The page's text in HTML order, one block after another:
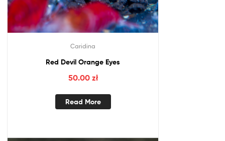
Caridina
Red Devil Orange Eyes
50.00 zł
Read More